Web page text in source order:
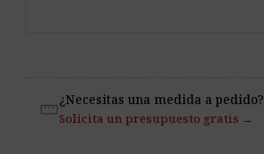
straighten¿Necesitas una medida a pedido?
Solicita un presupuesto gratis →